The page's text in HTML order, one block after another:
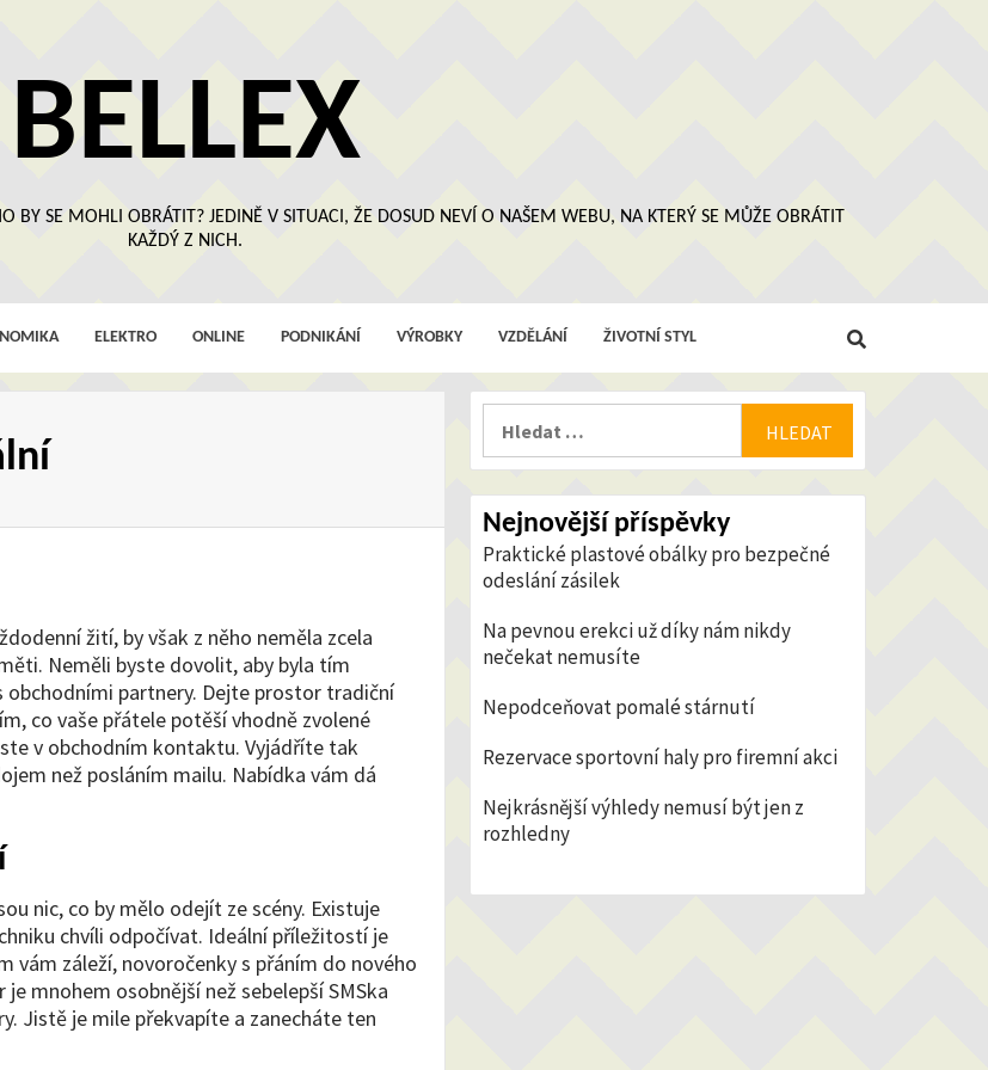
BELLEX
BY SE MOHLI OBRÁTIT? JEDINĚ V SITUACI, ŽE DOSUD NEVÍ O NAŠEM WEBU, NA KTERÝ SE MŮŽE OBRÁTIT
KAŽDÝ Z NICH.
ELEKTRO ONLINE PODNIKÁNÍ VÝROBKY VZDĚLÁNÍ ŽIVOTNÍ STYL
žití, by však z něho neměla zcela
Neměli byste dovolit, aby byla tím
partnery. Dejte prostor tradiční
co vaše přátele potěší vhodně zvolené
v obchodním kontaktu. Vyjádříte tak
než posláním mailu. Nabídka vám dá
nic, co by mělo odejít ze scény. Existuje
chvíli odpočívat. Ideální příležitostí je
vám záleží, novoročenky s přáním do nového
mnohem osobnější než sebelepší SMSka
Jistě je mile překvapíte a zanecháte ten
Nejnovější příspěvky
Praktické plastové obálky pro bezpečné
odeslání zásilek
Na pevnou erekci už díky nám nikdy
nečekat nemusíte
Nepodceňovat pomalé stárnutí
Rezervace sportovní haly pro firemní akci
Nejkrásnější výhledy nemusí být jen z
rozhledny